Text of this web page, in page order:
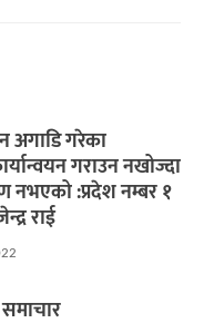
अगाडि गरेका
गराउन नखोज्दा
नभएको :प्रदेश नम्बर १
राई